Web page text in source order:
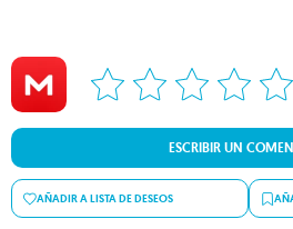
ESCRIBIR UN
AÑADIR A LISTA DE DESEOS